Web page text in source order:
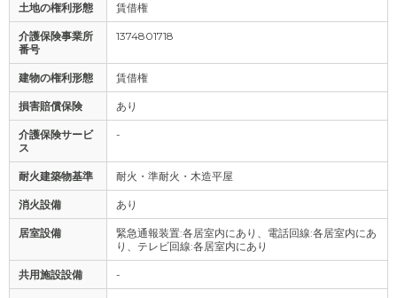
土地の権利形態 賃借権
介護保険事業所
番号
1374801718
建物の権利形態 賃借権
損害賠償保険 あり
介護保険サービ
ス
-
耐火建築物基準 耐火・準耐火・木造平屋
消火設備 あり
居室設備
緊急通報装置:各居室内にあり、電話回線:各居室内にあ
り、テレビ回線:各居室内にあり
共用施設設備 -